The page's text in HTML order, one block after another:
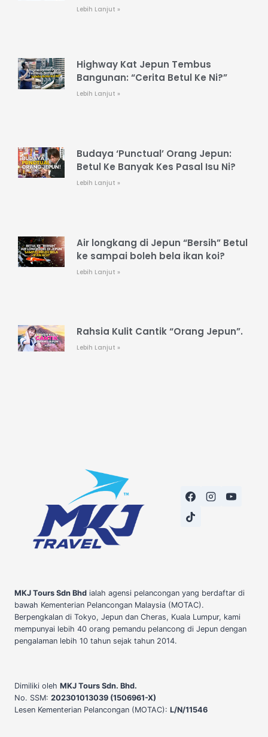
Lebih Lanjut »
Highway Kat Jepun Tembus
Bangunan: “Cerita Betul Ke Ni?”
Lebih Lanjut »
Budaya ‘Punctual’ Orang Jepun:
Betul Ke Banyak Kes Pasal Isu Ni?
Lebih Lanjut »
Air longkang di Jepun “Bersih” Betul
ke sampai boleh bela ikan koi?
Lebih Lanjut »
Rahsia Kulit Cantik “Orang Jepun”.
Lebih Lanjut »
MKJ Tours Sdn Bhd ialah agensi pelancongan yang berdaftar di
bawah Kementerian Pelancongan Malaysia (MOTAC).
Berpengkalan di Tokyo, Jepun dan Cheras, Kuala Lumpur, kami
mempunyai lebih 40 orang pemandu pelancong di Jepun dengan
pengalaman lebih 10 tahun sejak tahun 2014.
Dimiliki oleh MKJ Tours Sdn. Bhd.
No. SSM: 202301013039 (1506961-X)
Lesen Kementerian Pelancongan (MOTAC): L/N/11546